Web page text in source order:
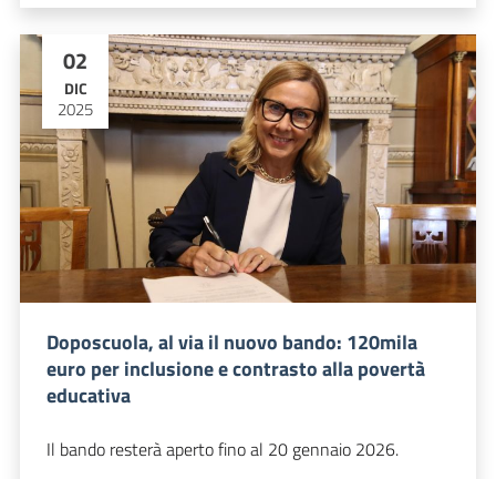
02
DIC
2025
Doposcuola, al via il nuovo bando: 120mila
euro per inclusione e contrasto alla povertà
educativa
Il bando resterà aperto fino al 20 gennaio 2026.